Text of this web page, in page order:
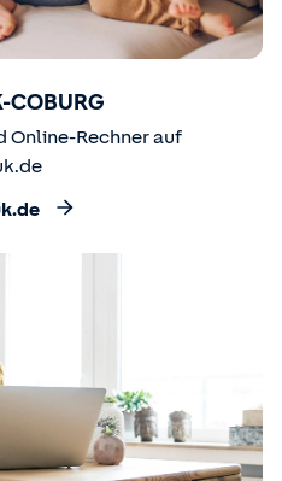
COBURG
Online-Rechner auf